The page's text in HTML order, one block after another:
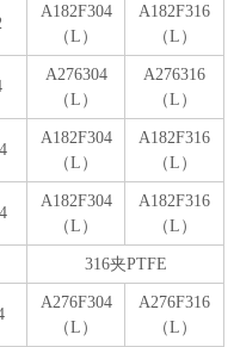
A182F304
（L）
A182F316
（L）
A276304
（L）
A276316
（L）
A182F304
（L）
A182F316
（L）
A182F304
（L）
A182F316
（L）
316夹PTFE
A276F304
（L）
A276F316
（L）